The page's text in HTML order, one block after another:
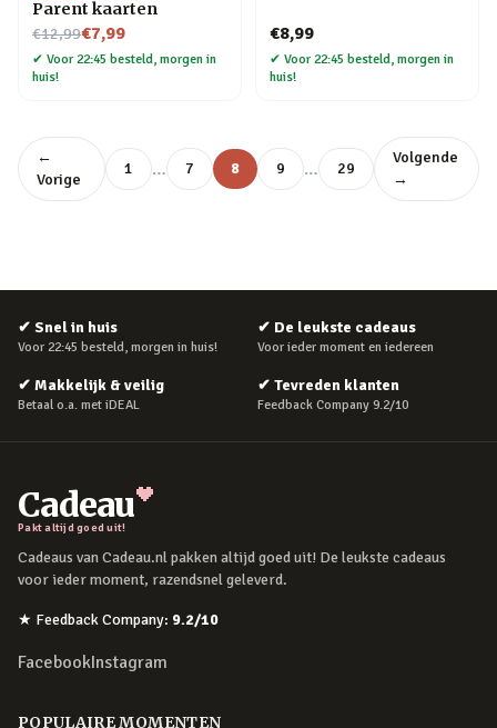
Parent kaarten
€12,99
Nu voor€7,99
✔ Voor 22:45 besteld, morgen in
huis!
€8,99
✔ Voor 22:45 besteld, morgen in
huis!
←
Vorige
1 … 7 8 9 … 29
Volgende
→
✔ Snel in huis
Voor 22:45 besteld, morgen in huis!
✔ De leukste cadeaus
Voor ieder moment en iedereen
✔ Makkelijk & veilig
Betaal o.a. met iDEAL
✔ Tevreden klanten
Feedback Company 9.2/10
Cadeau
Pakt altijd goed uit!
Cadeaus van Cadeau.nl pakken altijd goed uit! De leukste cadeaus
voor ieder moment, razendsnel geleverd.
★ Feedback Company: 9.2/10
FacebookInstagram
POPULAIRE MOMENTEN